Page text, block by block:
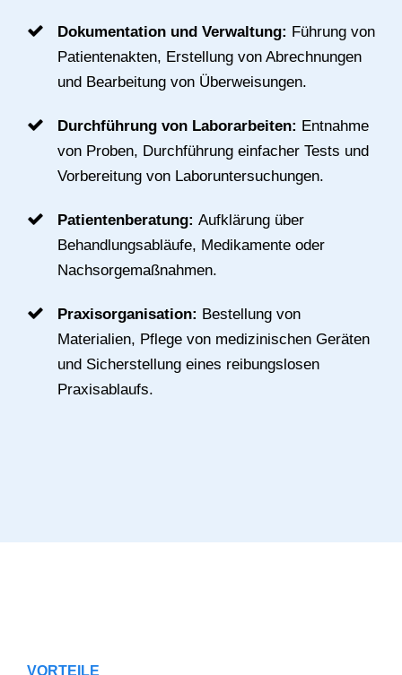
Dokumentation und Verwaltung: Führung von
Patientenakten, Erstellung von Abrechnungen
und Bearbeitung von Überweisungen.
Durchführung von Laborarbeiten: Entnahme
von Proben, Durchführung einfacher Tests und
Vorbereitung von Laboruntersuchungen.
Patientenberatung: Aufklärung über
Behandlungsabläufe, Medikamente oder
Nachsorgemaßnahmen.
Praxisorganisation: Bestellung von
Materialien, Pflege von medizinischen Geräten
und Sicherstellung eines reibungslosen
Praxisablaufs.
VORTEILE